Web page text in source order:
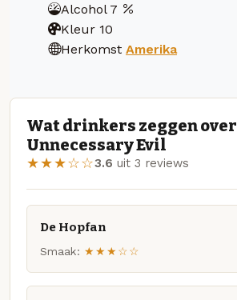
Alcohol 7
Kleur 10
Herkomst Amerika
Wat drinkers zeggen over
Unnecessary Evil
★★★☆☆3.6 uit 3 reviews
De Hopfan
Smaak: ★★★☆☆